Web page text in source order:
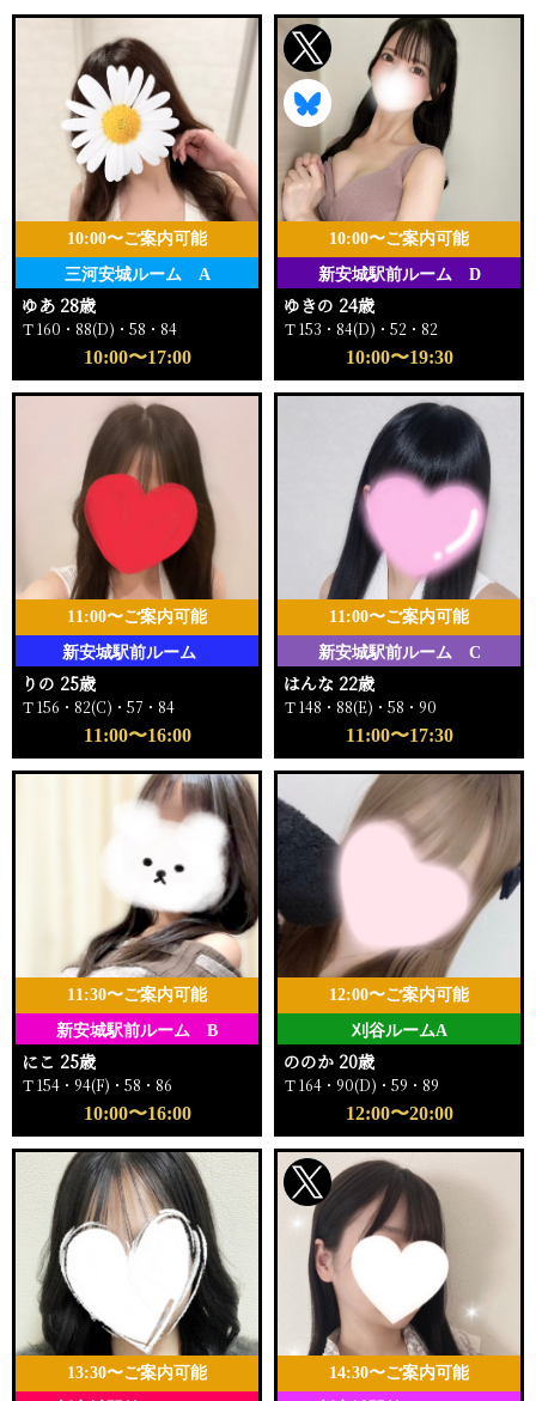
三河安城ルーム A
10:00〜ご案内可能
ゆあ 28歳
Ｔ160・88(D)・58・84
10:00〜17:00
新安城駅前ルーム D
10:00〜ご案内可能
ゆきの 24歳
Ｔ153・84(D)・52・82
10:00〜19:30
新安城駅前ルーム
11:00〜ご案内可能
りの 25歳
Ｔ156・82(C)・57・84
11:00〜16:00
新安城駅前ルーム C
11:00〜ご案内可能
はんな 22歳
Ｔ148・88(E)・58・90
11:00〜17:30
新安城駅前ルーム B
11:30〜ご案内可能
にこ 25歳
Ｔ154・94(F)・58・86
10:00〜16:00
刈谷ルームA
12:00〜ご案内可能
ののか 20歳
Ｔ164・90(D)・59・89
12:00〜20:00
13:30〜ご案内可能
14:30〜ご案内可能